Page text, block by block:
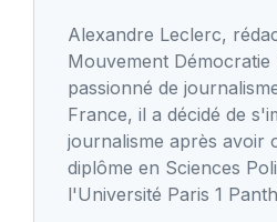
Alexandre Leclerc,
Mouvement
passionné de
France, il a décidé de
journalisme après avoir
diplôme en Sciences
l'Université Paris 1